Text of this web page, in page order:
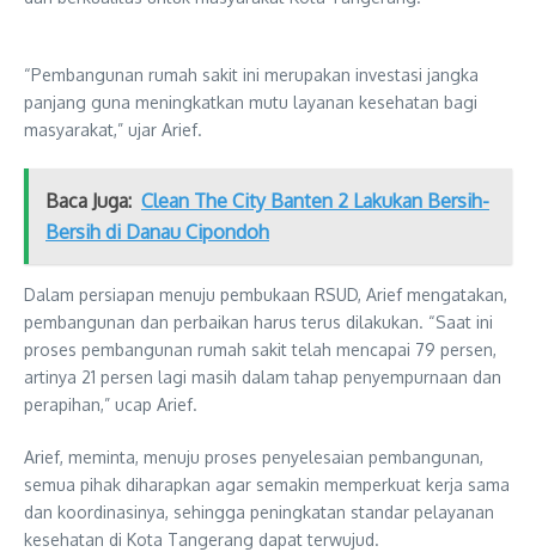
“Pembangunan rumah sakit ini merupakan investasi jangka
panjang guna meningkatkan mutu layanan kesehatan bagi
masyarakat,” ujar Arief.
Baca Juga: Clean The City Banten 2 Lakukan Bersih-
Bersih di Danau Cipondoh
Dalam persiapan menuju pembukaan RSUD, Arief mengatakan,
pembangunan dan perbaikan harus terus dilakukan. “Saat ini
proses pembangunan rumah sakit telah mencapai 79 persen,
artinya 21 persen lagi masih dalam tahap penyempurnaan dan
perapihan,” ucap Arief.
Arief, meminta, menuju proses penyelesaian pembangunan,
semua pihak diharapkan agar semakin memperkuat kerja sama
dan koordinasinya, sehingga peningkatan standar pelayanan
kesehatan di Kota Tangerang dapat terwujud.